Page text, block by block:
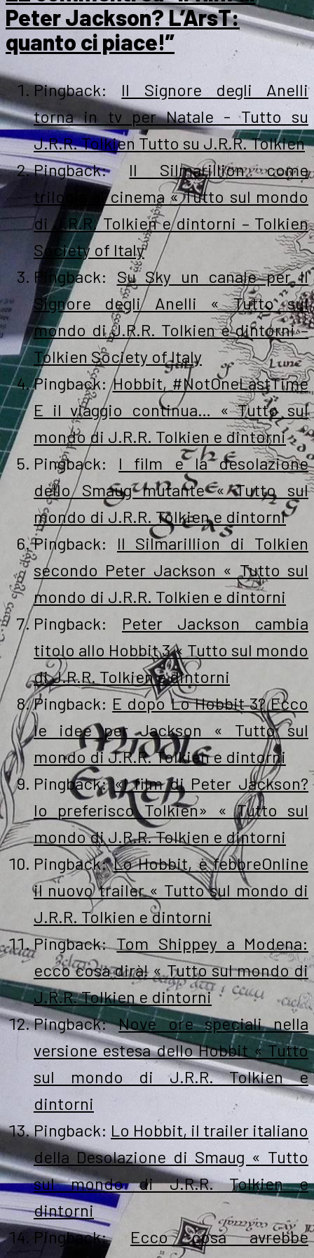
Peter Jackson? L’ArsT:
quanto ci piace!”
Pingback: Il Signore degli Anelli
torna in tv per Natale - Tutto su
J.R.R. Tolkien Tutto su J.R.R. Tolkien
Pingback: Il Silmarillion come
trilogia al cinema « Tutto sul mondo
di J.R.R. Tolkien e dintorni – Tolkien
Society of Italy
Pingback: Su Sky un canale per Il
Signore degli Anelli « Tutto sul
mondo di J.R.R. Tolkien e dintorni –
Tolkien Society of Italy
Pingback:Hobbit, #NotOneLastTime
E il viaggio continua… « Tutto sul
mondo di J.R.R. Tolkien e dintorni
Pingback: I film e la desolazione
dello Smaug mutante « Tutto sul
mondo di J.R.R. Tolkien e dintorni
Pingback: Il Silmarillion di Tolkien
secondo Peter Jackson « Tutto sul
mondo di J.R.R. Tolkien e dintorni
Pingback: Peter Jackson cambia
titolo allo Hobbit 3 « Tutto sul mondo
di J.R.R. Tolkien e dintorni
Pingback: E dopo Lo Hobbit 3? Ecco
le idee per Jackson « Tutto sul
mondo di J.R.R. Tolkien e dintorni
Pingback:«I film di Peter Jackson?
Io preferisco Tolkien» « Tutto sul
mondo di J.R.R. Tolkien e dintorni
Pingback:Lo Hobbit, è febbreOnline
il nuovo trailer « Tutto sul mondo di
J.R.R. Tolkien e dintorni
Pingback:Tom Shippey a Modena:
ecco cosa dirà! « Tutto sul mondo di
J.R.R. Tolkien e dintorni
Pingback:Nove ore speciali nella
versione estesa dello Hobbit « Tutto
sul mondo di J.R.R. Tolkien e
dintorni
Pingback: Lo Hobbit, il trailer italiano
della Desolazione di Smaug « Tutto
sul mondo di J.R.R. Tolkien e
dintorni
Pingback: Ecco cosa avrebbe